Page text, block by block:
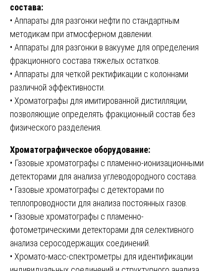
состава:
• Аппараты для разгонки нефти по стандартным
методикам при атмосферном давлении.
• Аппараты для разгонки в вакууме для определения
фракционного состава тяжелых остатков.
• Аппараты для четкой ректификации с колоннами
различной эффективности.
• Хроматографы для имитированной дистилляции,
позволяющие определять фракционный состав без
физического разделения.
Хроматографическое оборудование:
• Газовые хроматографы с пламенно-ионизационными
детекторами для анализа углеводородного состава.
• Газовые хроматографы с детекторами по
теплопроводности для анализа постоянных газов.
• Газовые хроматографы с пламенно-
фотометрическими детекторами для селективного
анализа серосодержащих соединений.
• Хромато-масс-спектрометры для идентификации